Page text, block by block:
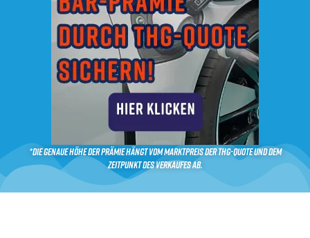
*Die genaue Höhe der Prämie hängt vom Marktpreis der THG-Quote und dem
Zeitpunkt des Verkaufes ab.